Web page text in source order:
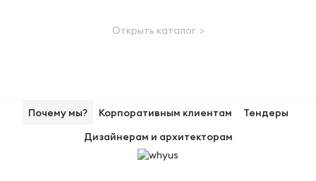
Открыть каталог >
Почему мы? Корпоративным клиентам
Тендеры
Дизайнерам и архитекторам